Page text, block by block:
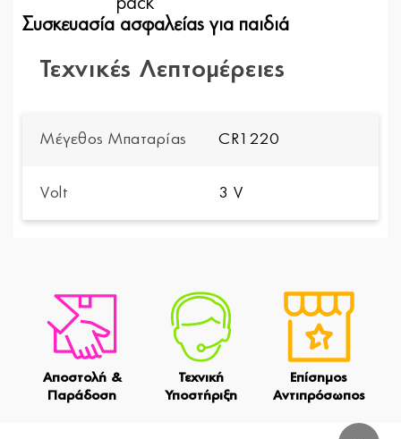
Συσκευασία ασφαλείας για παιδιά
Τεχνικές Λεπτομέρειες
Μέγεθος Μπαταρίας CR1220
Volt 3 V
Αποστολή &
Παράδοση
Τεχνική
Υποστήριξη
Επίσημος
Αντιπρόσωπος